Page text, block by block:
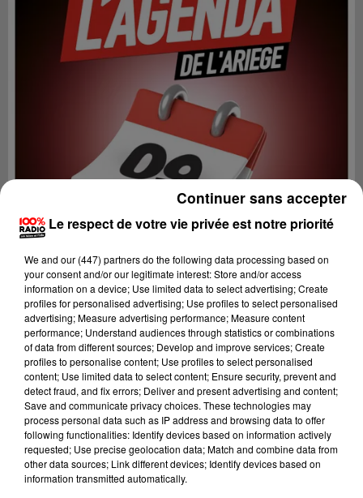
Lecture (1 min 14 sec)
100%
100% Radio l'agenda de l'Ariege
Le respect de votre vie privée est notre priorité
We and our (447) partnersdo the following data processing based on
your consent and/or our legitimate interest: Store and/or access
information on a device; Use limited data to select advertising; Create
profiles for personalised advertising; Use profiles to select personalised
advertising; Measure advertising performance; Measure content
performance; Understand audiences through statistics or combinations
of data from different sources; Develop and improve services; Create
profiles to personalise content; Use profiles to select personalised
content; Use limited data to select content; Ensure security, prevent and
detect fraud, and fix errors; Deliver and present advertising and content;
Save and communicate privacy choices. These technologies may
process personal data such as IP address and browsing data to offer
following functionalities: Identify devices based on information actively
requested; Use precise geolocation data; Match and combine data from
other data sources; Link different devices; Identify devices based on
information transmitted automatically.
Continuer sans accepter